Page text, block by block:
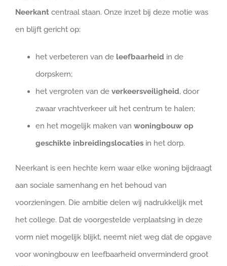
Neerkant centraal staan. Onze inzet bij deze motie was
en blijft gericht op:
het verbeteren van de leefbaarheid in de
dorpskern;
het vergroten van de verkeersveiligheid, door
zwaar vrachtverkeer uit het centrum te halen;
en het mogelijk maken van woningbouw op
geschikte inbreidingslocaties in het dorp.
Neerkant is een hechte kern waar elke woning bijdraagt
aan sociale samenhang en het behoud van
voorzieningen. Die ambitie delen wij nadrukkelijk met
het college. Dat de voorgestelde verplaatsing in deze
vorm niet mogelijk blijkt, neemt niet weg dat de opgave
voor woningbouw en leefbaarheid onverminderd groot